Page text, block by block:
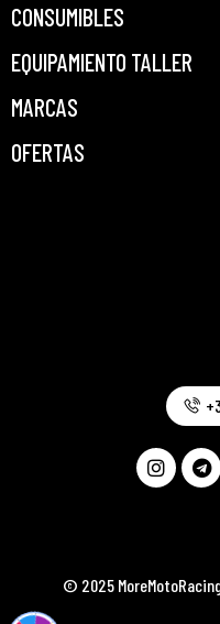
CONSUMIBLES
EQUIPAMIENTO TALLER
MARCAS
OFERTAS
© 2025